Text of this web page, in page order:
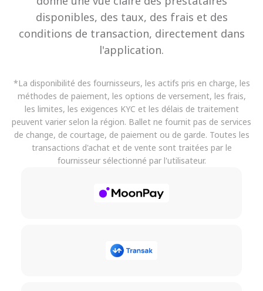
disponibles, des taux, des frais et des
conditions de transaction, directement dans
l'application.
*La disponibilité des fournisseurs, les actifs pris en charge, les
méthodes de paiement, les options de versement, les frais,
les limites, les exigences KYC et les délais de traitement
peuvent varier selon la région. Ballet ne fournit pas de services
de change, de courtage, de paiement ou de garde. Toutes les
transactions d'achat et de vente sont traitées par le
fournisseur sélectionné par l'utilisateur.